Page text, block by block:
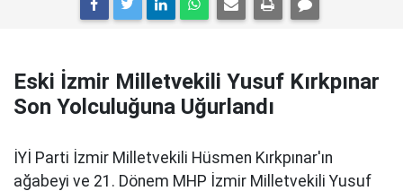
Eski İzmir Milletvekili Yusuf Kırkpınar
Son Yolculuğuna Uğurlandı
İYİ Parti İzmir Milletvekili Hüsmen Kırkpınar'ın
ağabeyi ve 21. Dönem MHP İzmir Milletvekili Yusuf